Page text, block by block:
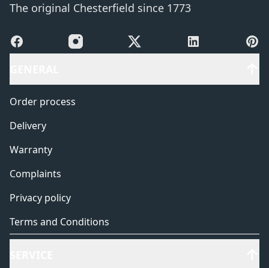
The original Chesterfield since 1773
Facebook Instagram X LinkedIn
Order process
Delivery
Warranty
Complaints
Privacy policy
Terms and Conditions